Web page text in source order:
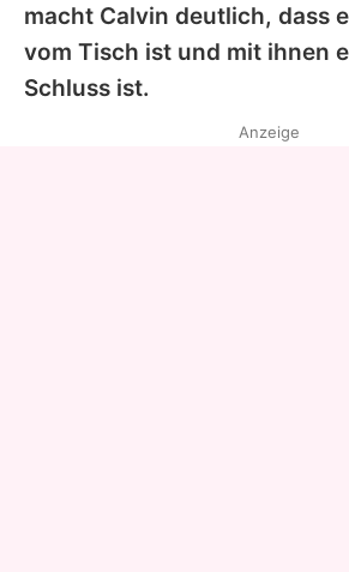
macht Calvin deutlich, dass
vom Tisch ist und mit ihnen
Schluss ist.
Anzeige